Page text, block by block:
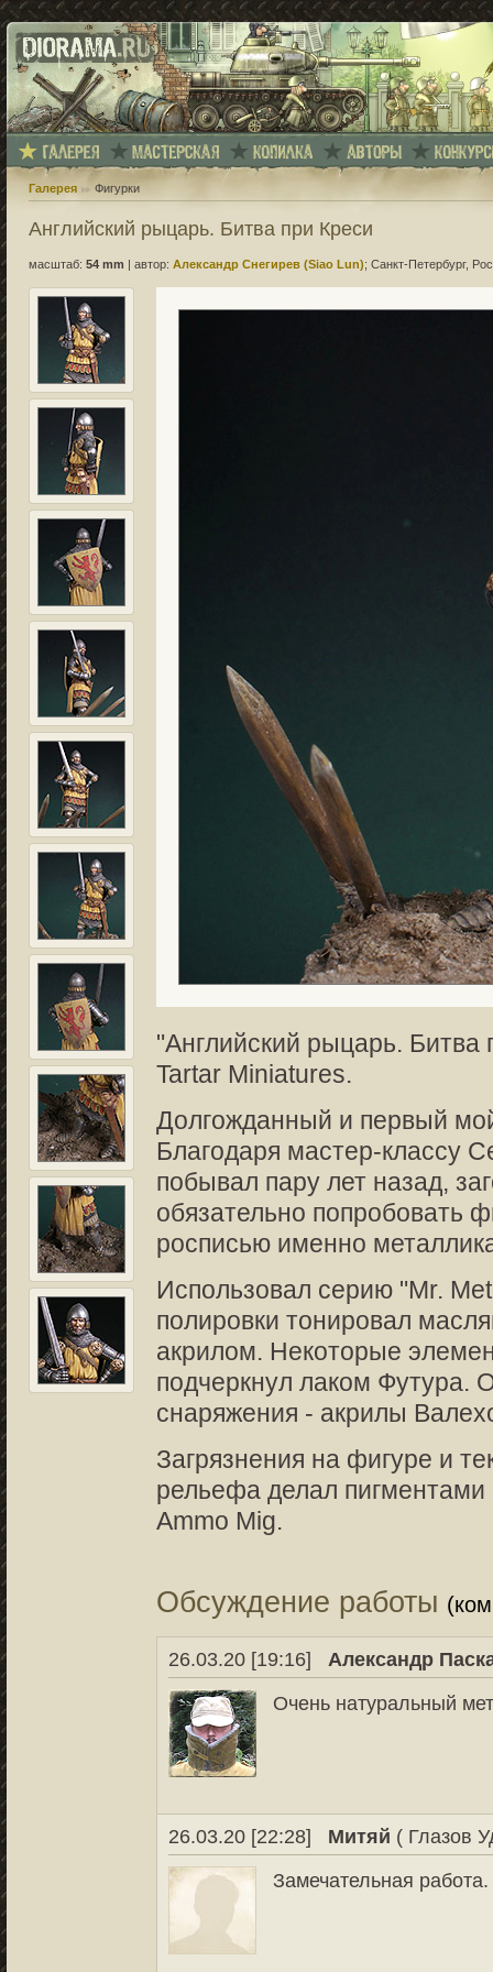
Галерея Фигурки
Английский рыцарь. Битва при Креси
масштаб: 54 mm автор: Александр Снегирев (Siao Lun); Санкт-Петербург,
"Английский рыцарь. Битва
Tartar Miniatures.
Долгожданный и первый
Благодаря мастер-классу
побывал пару лет назад,
обязательно попробовать
росписью именно
Использовал серию "Mr.
полировки тонировал
акрилом. Некоторые
подчеркнул лаком Футура.
снаряжения - акрилы
Загрязнения на фигуре и
рельефа делал
Ammo Mig.
Обсуждение работы
26.03.20 [19:16]
Александр
Очень натуральный
26.03.20 [22:28] Митяй ( Глазов
Замечательная